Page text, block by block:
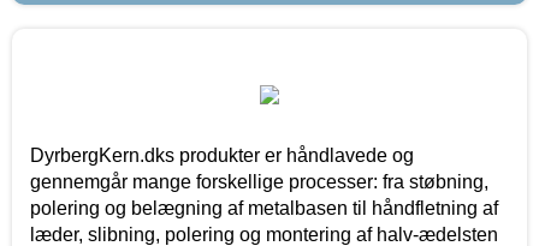
DyrbergKern.dks produkter er håndlavede og
gennemgår mange forskellige processer: fra støbning,
polering og belægning af metalbasen til håndfletning af
læder, slibning, polering og montering af halv-ædelsten